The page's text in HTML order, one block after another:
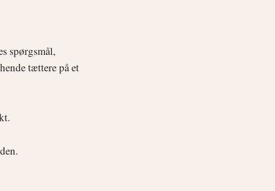
spørgsmål,
tættere på et